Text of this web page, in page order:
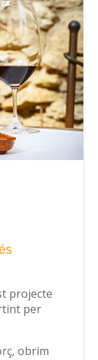
projecte
per
obrim